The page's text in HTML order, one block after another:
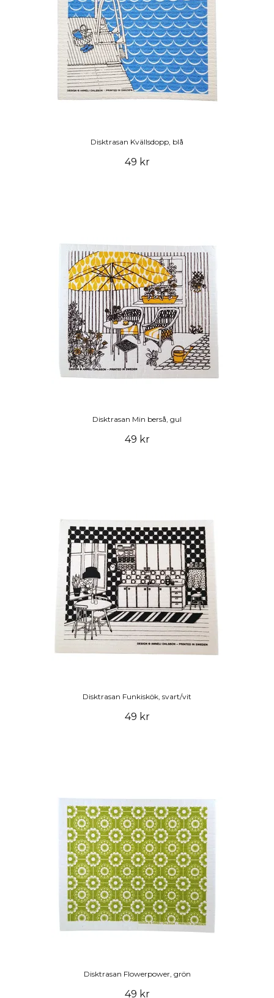
Disktrasan Kvällsdopp, blå
49 kr
Disktrasan Min berså, gul
49 kr
Disktrasan Funkiskök, svart/vit
49 kr
Disktrasan Flowerpower, grön
49 kr